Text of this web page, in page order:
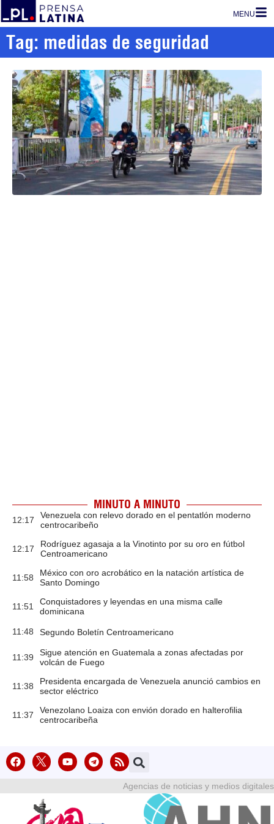
MENU
Tag: medidas de seguridad
MINUTO A MINUTO
12:17
Venezuela con relevo dorado en el pentatlón moderno
centrocaribeño
12:17
Rodríguez agasaja a la Vinotinto por su oro en fútbol
Centroamericano
11:58
México con oro acrobático en la natación artística de
Santo Domingo
11:51
Conquistadores y leyendas en una misma calle
dominicana
11:48 Segundo Boletín Centroamericano
11:39
Sigue atención en Guatemala a zonas afectadas por
volcán de Fuego
11:38
Presidenta encargada de Venezuela anunció cambios en
sector eléctrico
11:37
Venezolano Loaiza con envión dorado en halterofilia
centrocaribeña
Agencias de noticias y medios digitales